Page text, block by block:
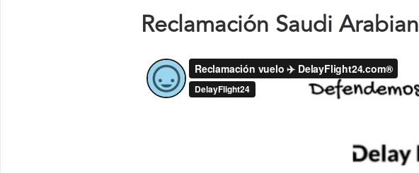
Reclamación Saudi